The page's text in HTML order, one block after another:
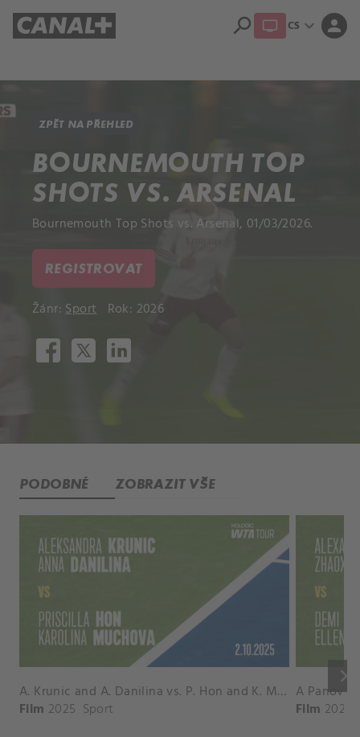
search CS expand_more person
ZPĚT NA PŘEHLED
BOURNEMOUTH TOP
SHOTS VS. ARSENAL
Bournemouth Top Shots vs. Arsenal, 01/03/2026.
REGISTROVAT
Žánr:Sport Rok: 2026
PODOBNÉ ZOBRAZIT VŠE
keyboard_arrow_right
A. Krunic and A. Danilina vs. P. Hon and K. Muchova Match Highlights - BEIJING_Capital Group Diamond ( October 02, 2025)
Film 2025 Sport Film 2026